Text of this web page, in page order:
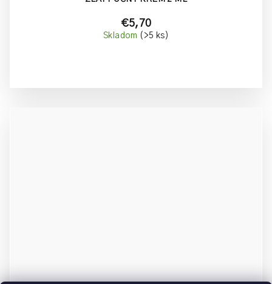
€5,70
Skladom (>5 ks)